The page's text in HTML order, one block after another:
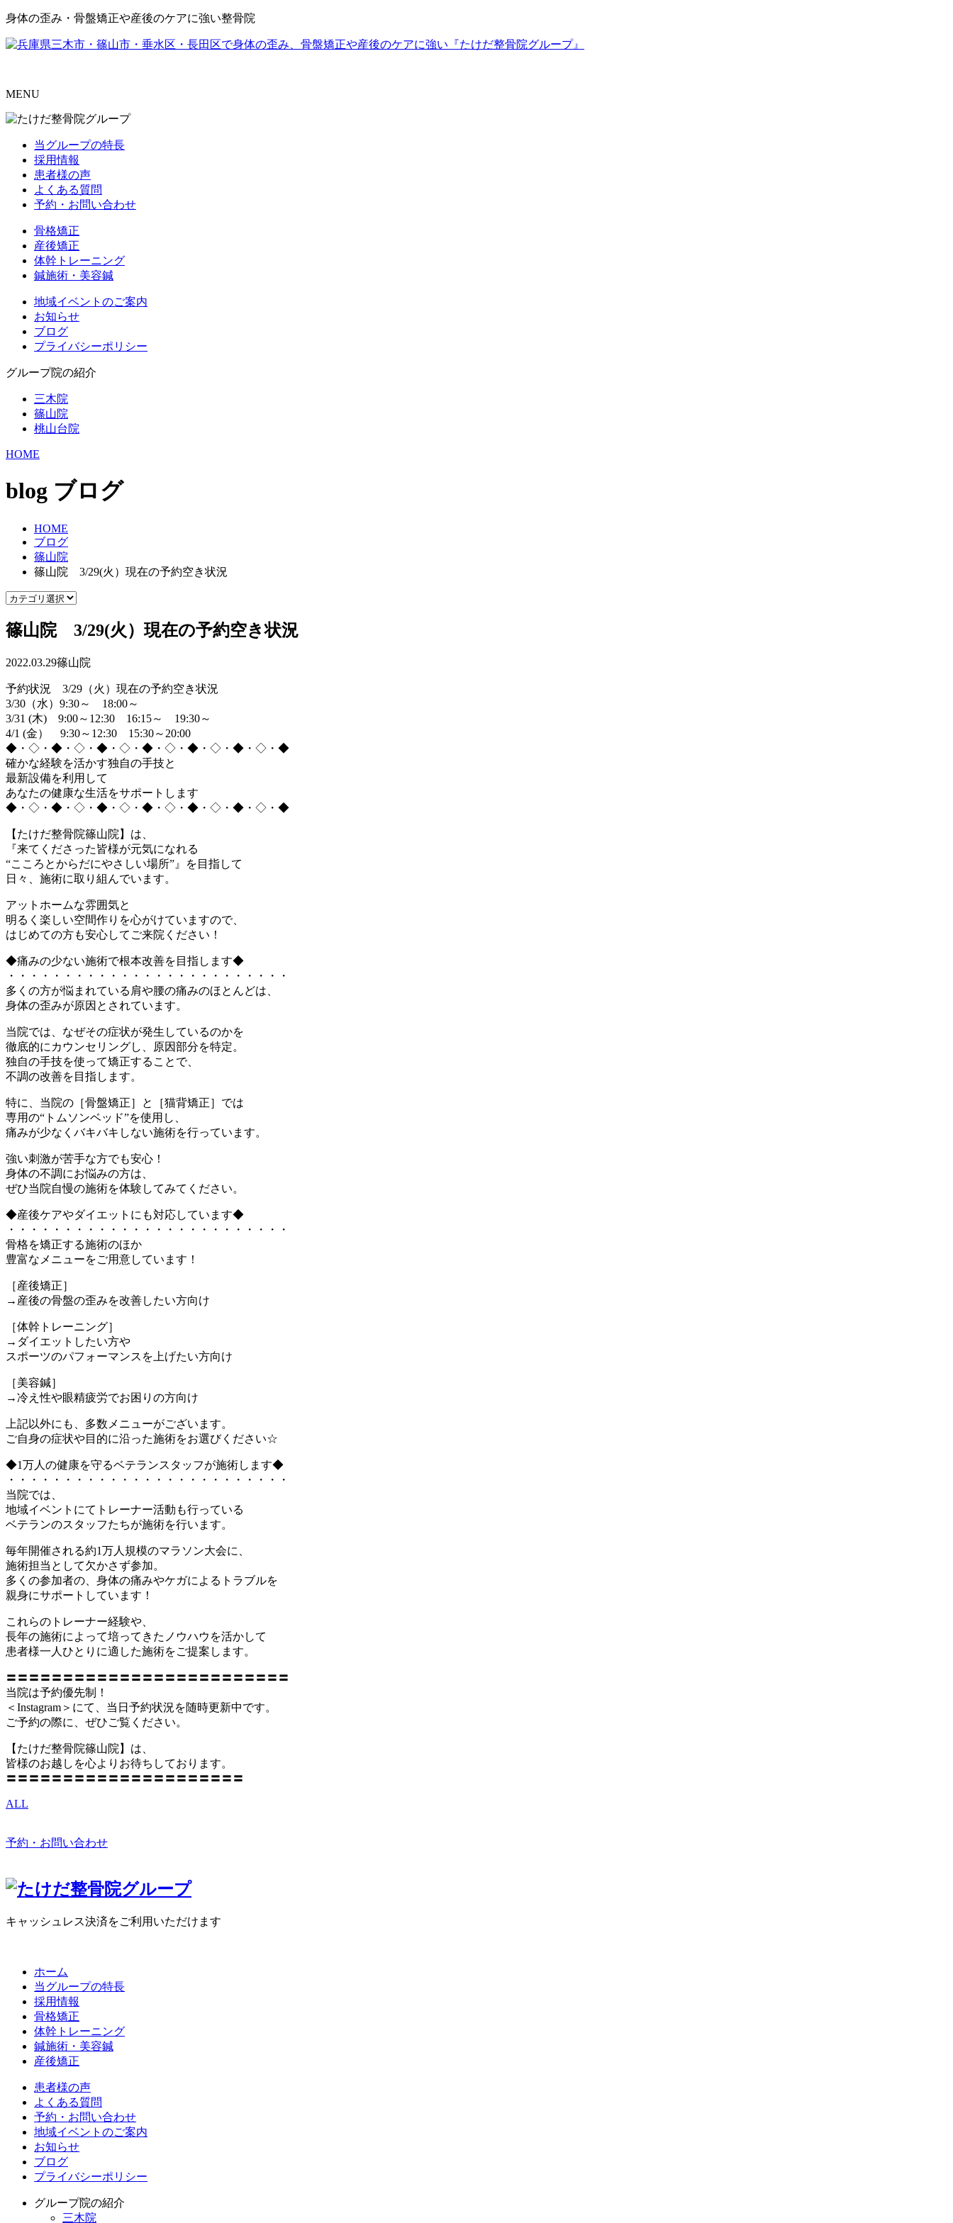
身体の歪み・骨盤矯正や産後のケアに強い整骨院
MENU
当グループの特長
採用情報
患者様の声
よくある質問
予約・お問い合わせ
骨格矯正
産後矯正
体幹トレーニング
鍼施術・美容鍼
地域イベントのご案内
お知らせ
ブログ
プライバシーポリシー
グループ院の紹介
三木院
篠山院
桃山台院
HOME
blog ブログ
HOME
ブログ
篠山院
篠山院 3/29(火）現在の予約空き状況
篠山院 3/29(火）現在の予約空き状況
2022.03.29篠山院
予約状況 3/29（火）現在の予約空き状況
3/30（水）9:30～ 18:00～
3/31 (木) 9:00～12:30 16:15～ 19:30～
4/1 (金） 9:30～12:30 15:30～20:00
◆・◇・◆・◇・◆・◇・◆・◇・◆・◇・◆・◇・◆
確かな経験を活かす独自の手技と
最新設備を利用して
あなたの健康な生活をサポートします
◆・◇・◆・◇・◆・◇・◆・◇・◆・◇・◆・◇・◆
【たけだ整骨院篠山院】は、
『来てくださった皆様が元気になれる
“こころとからだにやさしい場所”』を目指して
日々、施術に取り組んでいます。
アットホームな雰囲気と
明るく楽しい空間作りを心がけていますので、
はじめての方も安心してご来院ください！
◆痛みの少ない施術で根本改善を目指します◆
・・・・・・・・・・・・・・・・・・・・・・・・・
多くの方が悩まれている肩や腰の痛みのほとんどは、
身体の歪みが原因とされています。
当院では、なぜその症状が発生しているのかを
徹底的にカウンセリングし、原因部分を特定。
独自の手技を使って矯正することで、
不調の改善を目指します。
特に、当院の［骨盤矯正］と［猫背矯正］では
専用の“トムソンベッド”を使用し、
痛みが少なくバキバキしない施術を行っています。
強い刺激が苦手な方でも安心！
身体の不調にお悩みの方は、
ぜひ当院自慢の施術を体験してみてください。
◆産後ケアやダイエットにも対応しています◆
・・・・・・・・・・・・・・・・・・・・・・・・・
骨格を矯正する施術のほか
豊富なメニューをご用意しています！
［産後矯正］
→産後の骨盤の歪みを改善したい方向け
［体幹トレーニング］
→ダイエットしたい方や
スポーツのパフォーマンスを上げたい方向け
［美容鍼］
→冷え性や眼精疲労でお困りの方向け
上記以外にも、多数メニューがございます。
ご自身の症状や目的に沿った施術をお選びください☆
◆1万人の健康を守るベテランスタッフが施術します◆
・・・・・・・・・・・・・・・・・・・・・・・・・
当院では、
地域イベントにてトレーナー活動も行っている
ベテランのスタッフたちが施術を行います。
毎年開催される約1万人規模のマラソン大会に、
施術担当として欠かさず参加。
多くの参加者の、身体の痛みやケガによるトラブルを
親身にサポートしています！
これらのトレーナー経験や、
長年の施術によって培ってきたノウハウを活かして
患者様一人ひとりに適した施術をご提案します。
〓〓〓〓〓〓〓〓〓〓〓〓〓〓〓〓〓〓〓〓〓〓〓〓〓
当院は予約優先制！
＜Instagram＞にて、当日予約状況を随時更新中です。
ご予約の際に、ぜひご覧ください。
【たけだ整骨院篠山院】は、
皆様のお越しを心よりお待ちしております。
〓〓〓〓〓〓〓〓〓〓〓〓〓〓〓〓〓〓〓〓〓
ALL
予約・お問い合わせ
キャッシュレス決済をご利用いただけます
ホーム
当グループの特長
採用情報
骨格矯正
体幹トレーニング
鍼施術・美容鍼
産後矯正
患者様の声
よくある質問
予約・お問い合わせ
地域イベントのご案内
お知らせ
ブログ
プライバシーポリシー
グループ院の紹介
三木院